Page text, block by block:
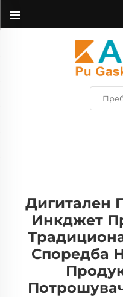
Дигитален
Инкджет
Споредба